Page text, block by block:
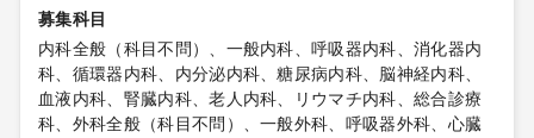
募集科目
内科全般（科目不問）、一般内科、呼吸器内科、消化器内
科、循環器内科、内分泌内科、糖尿病内科、脳神経内科、
血液内科、腎臓内科、老人内科、リウマチ内科、総合診療
科、外科全般（科目不問）、一般外科、呼吸器外科、心臓